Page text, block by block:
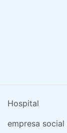
Hospital
empresa